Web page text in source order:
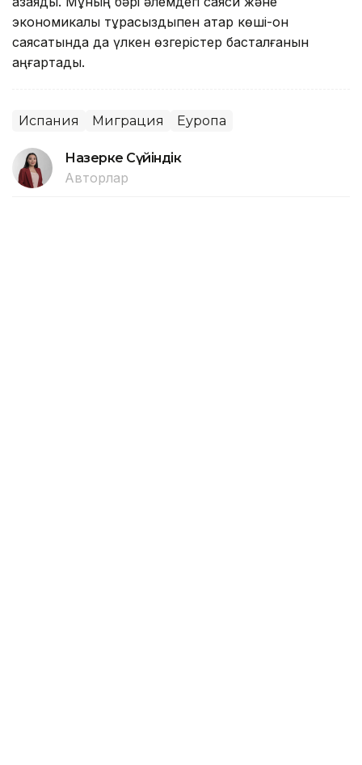
экономикалық тұрақсыздықпен қатар көші-қон
саясатында да үлкен өзгерістер басталғанын
аңғартады.
Испания Миграция Еуропа
Назерке Сүйіндік
Авторлар